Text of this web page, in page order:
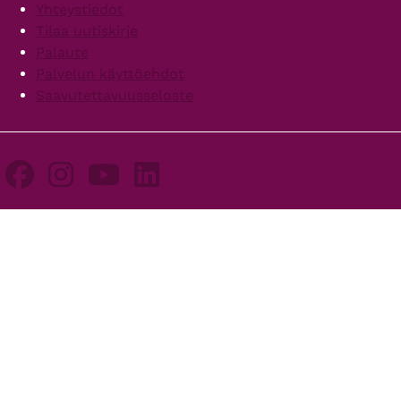
Yhteystiedot
Tilaa uutiskirje
Palaute
Palvelun käyttöehdot
Saavutettavuusseloste